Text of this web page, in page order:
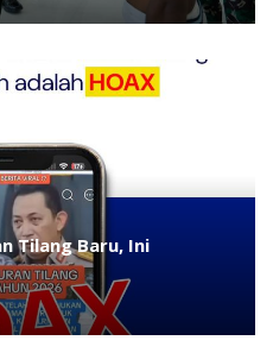
Tilang Baru, Ini